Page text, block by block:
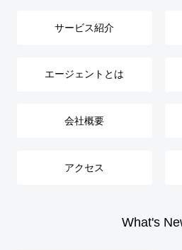
サービス紹介
エージェントとは
会社概要
アクセス
What's